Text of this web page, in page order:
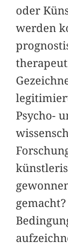
oder
werden
Psycho-